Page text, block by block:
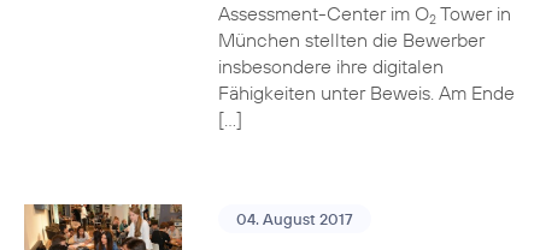
Assessment-Center im O2Tower in
München stellten die Bewerber
insbesondere ihre digitalen
Fähigkeiten unter Beweis. Am Ende
[…]
04. August 2017